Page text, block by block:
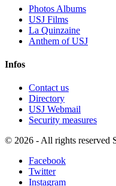
Photos Albums
USJ Films
La Quinzaine
Anthem of USJ
Infos
Contact us
Directory
USJ Webmail
Security measures
© 2026 - All rights reserved
Facebook
Twitter
Instagram